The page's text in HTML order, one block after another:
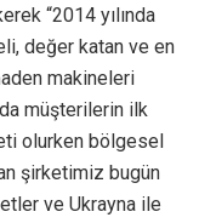
“2014 yılında
değer katan ve en
makineleri
müşterilerin ilk
olurken bölgesel
şirketimiz bugün
ve Ukrayna ile